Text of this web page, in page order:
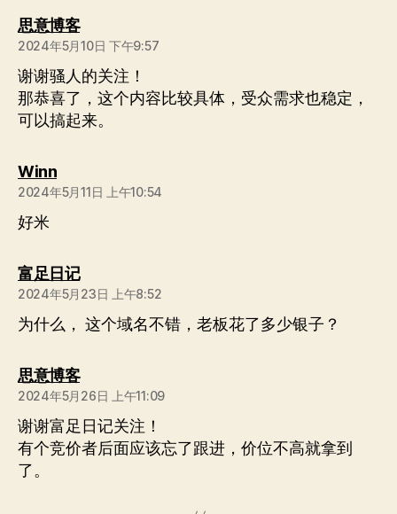
思意博客说：
2024年5月10日 下午9:57
谢谢骚人的关注！
那恭喜了，这个内容比较具体，受众需求也稳定，
可以搞起来。
Winn说：
2024年5月11日 上午10:54
好米
富足日记说：
2024年5月23日 上午8:52
为什么， 这个域名不错，老板花了多少银子？
思意博客说：
2024年5月26日 上午11:09
谢谢富足日记关注！
有个竞价者后面应该忘了跟进，价位不高就拿到
了。